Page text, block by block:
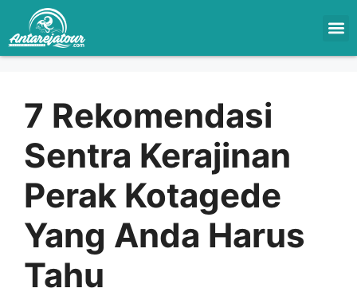
7 Rekomendasi
Sentra Kerajinan
Perak Kotagede
Yang Anda Harus
Tahu